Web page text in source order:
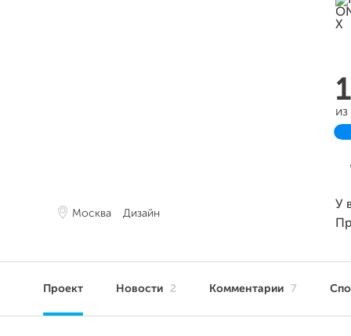
Москва Дизайн
У
Проект Новости 2 Комментарии 7